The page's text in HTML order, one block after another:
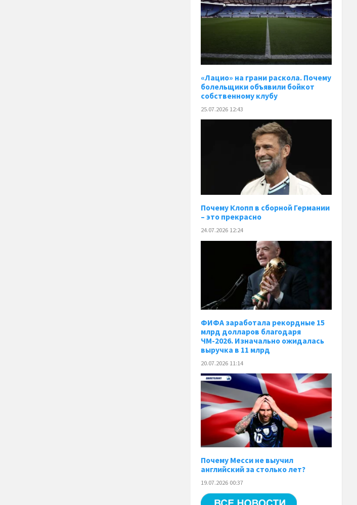
«Лацио» на грани раскола. Почему
болельщики объявили бойкот
собственному клубу
25.07.2026 12:43
Почему Клопп в сборной Германии
– это прекрасно
24.07.2026 12:24
ФИФА заработала рекордные 15
млрд долларов благодаря
ЧМ-2026. Изначально ожидалась
выручка в 11 млрд
20.07.2026 11:14
Почему Месси не выучил
английский за столько лет?
19.07.2026 00:37